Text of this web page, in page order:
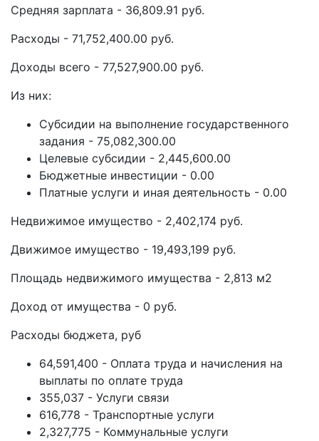
Средняя зарплата - 36,809.91 руб.
Расходы - 71,752,400.00 руб.
Доходы всего - 77,527,900.00 руб.
Из них:
Субсидии на выполнение государственного
задания - 75,082,300.00
Целевые субсидии - 2,445,600.00
Бюджетные инвестиции - 0.00
Платные услуги и иная деятельность - 0.00
Недвижимое имущество - 2,402,174 руб.
Движимое имущество - 19,493,199 руб.
Площадь недвижимого имущества - 2,813 м2
Доход от имущества - 0 руб.
Расходы бюджета, руб
64,591,400 - Оплата труда и начисления на
выплаты по оплате труда
355,037 - Услуги связи
616,778 - Транспортные услуги
2,327,775 - Коммунальные услуги